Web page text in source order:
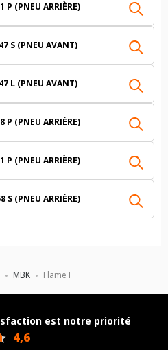
MBK Flame F
P (PNEU ARRIÈRE)
S (PNEU AVANT)
L (PNEU AVANT)
P (PNEU ARRIÈRE)
P (PNEU ARRIÈRE)
S (PNEU ARRIÈRE)
est notre priorité
4,6